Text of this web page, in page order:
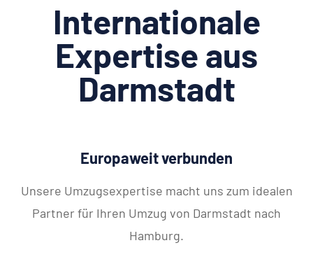
Internationale
Expertise aus
Darmstadt
Europaweit verbunden
Unsere Umzugsexpertise macht uns zum idealen
Partner für Ihren Umzug von Darmstadt nach
Hamburg.